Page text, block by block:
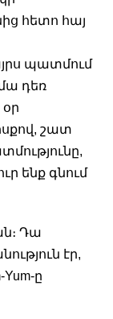
հետո հայ
պատմում
դեռ
օր
շատ
ենք գնում
Դա
էր,
ը